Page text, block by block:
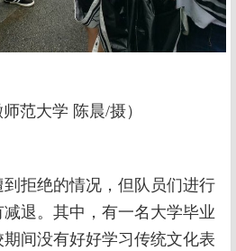
师范大学 陈晨/摄）
拒绝的情况，但队员们进行
退。其中，有一名大学毕业
间没有好好学习传统文化表